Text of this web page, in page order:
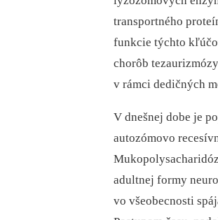
transportného
funkcie týchto
chorôb
v rámci dedičných
V dnešnej dobe je
autozómovo
adultnej formy
vo všeobecnosti